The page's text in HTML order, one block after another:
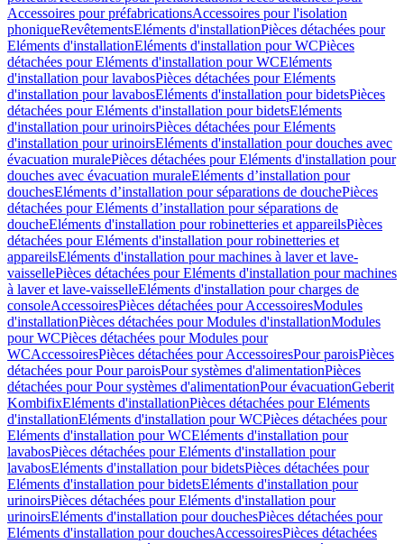
Accessoires pour préfabricationsAccessoires pour l'isolation
phoniqueRevêtementsEléments d'installationPièces détachées pour
Eléments d'installationEléments d'installation pour WCPièces
détachées pour Eléments d'installation pour WCEléments
d'installation pour lavabosPièces détachées pour Eléments
d'installation pour lavabosEléments d'installation pour bidetsPièces
détachées pour Eléments d'installation pour bidetsEléments
d'installation pour urinoirsPièces détachées pour Eléments
d'installation pour urinoirsEléments d'installation pour douches avec
évacuation muralePièces détachées pour Eléments d'installation pour
douches avec évacuation muraleEléments d’installation pour
douchesEléments d’installation pour séparations de douchePièces
détachées pour Eléments d’installation pour séparations de
doucheEléments d'installation pour robinetteries et appareilsPièces
détachées pour Eléments d'installation pour robinetteries et
appareilsEléments d'installation pour machines à laver et lave-
vaissellePièces détachées pour Eléments d'installation pour machines
à laver et lave-vaisselleEléments d'installation pour charges de
consoleAccessoiresPièces détachées pour AccessoiresModules
d'installationPièces détachées pour Modules d'installationModules
pour WCPièces détachées pour Modules pour
WCAccessoiresPièces détachées pour AccessoiresPour paroisPièces
détachées pour Pour paroisPour systèmes d'alimentationPièces
détachées pour Pour systèmes d'alimentationPour évacuationGeberit
KombifixEléments d'installationPièces détachées pour Eléments
d'installationEléments d'installation pour WCPièces détachées pour
Eléments d'installation pour WCEléments d'installation pour
lavabosPièces détachées pour Eléments d'installation pour
lavabosEléments d'installation pour bidetsPièces détachées pour
Eléments d'installation pour bidetsEléments d'installation pour
urinoirsPièces détachées pour Eléments d'installation pour
urinoirsEléments d'installation pour douchesPièces détachées pour
Eléments d'installation pour douchesAccessoiresPièces détachées